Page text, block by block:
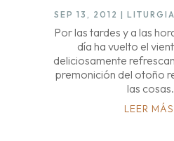
SEP 13, 2012 |
Por las tardes y a las
día ha vuelto el
deliciosamente
premonición del otoño
las
LEER